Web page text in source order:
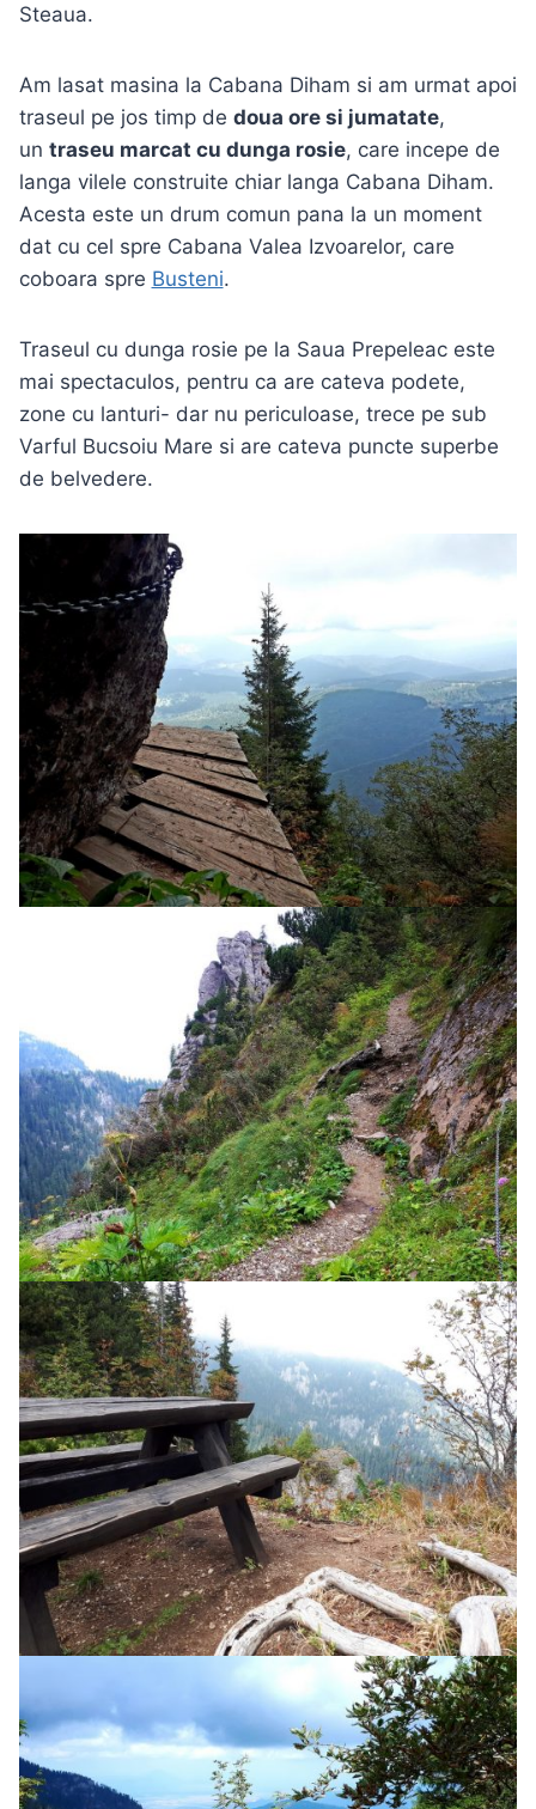
Steaua.
Am lasat masina la Cabana Diham si am urmat apoi
traseul pe jos timp de doua ore si jumatate,
un traseu marcat cu dunga rosie, care incepe de
langa vilele construite chiar langa Cabana Diham.
Acesta este un drum comun pana la un moment
dat cu cel spre Cabana Valea Izvoarelor, care
coboara spre Busteni.
Traseul cu dunga rosie pe la Saua Prepeleac este
mai spectaculos, pentru ca are cateva podete,
zone cu lanturi- dar nu periculoase, trece pe sub
Varful Bucsoiu Mare si are cateva puncte superbe
de belvedere.